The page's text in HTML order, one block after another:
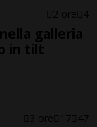
2 ore 4
galleria
in tilt
3 ore 17 47